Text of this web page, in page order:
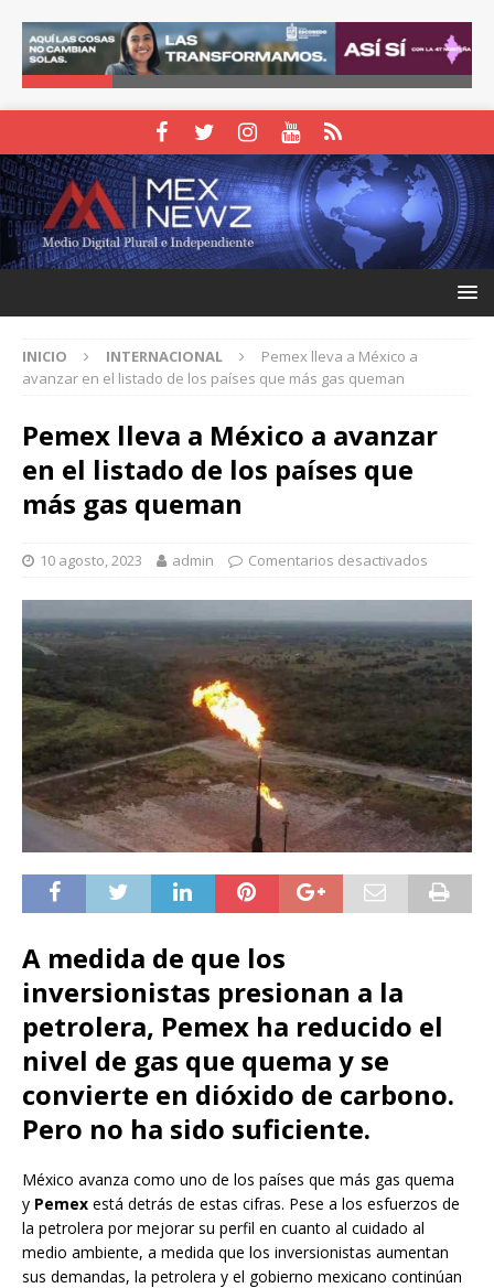
INICIO INTERNACIONAL
Pemex lleva a México a
avanzar en el listado de los países que más gas queman
Pemex lleva a México a avanzar
en el listado de los países que
más gas queman
10 agosto, 2023 admin Comentarios desactivados
A medida de que los
inversionistas presionan a la
petrolera, Pemex ha reducido el
nivel de gas que quema y se
convierte en dióxido de carbono.
Pero no ha sido suficiente.
México avanza como uno de los países que más gas quema
y Pemex está detrás de estas cifras. Pese a los esfuerzos de
la petrolera por mejorar su perfil en cuanto al cuidado al
medio ambiente, a medida que los inversionistas aumentan
sus demandas, la petrolera y el gobierno mexicano continúan